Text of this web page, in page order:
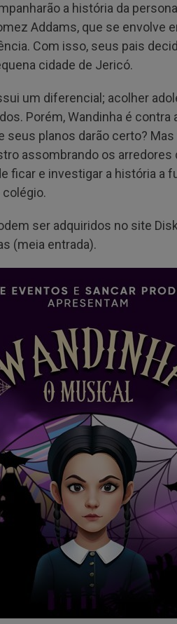
a história da
Addams, que se envolve
Com isso, seus pais
cidade de Jericó.
um diferencial; acolher
Porém, Wandinha é
seus planos darão certo?
assombrando os arredores
ficar e investigar a história
colégio.
ser adquiridos no site
(meia entrada).